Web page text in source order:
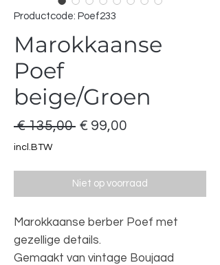
Productcode: Poef233
Marokkaanse
Poef
beige/Groen
€ 135,00 Normale
€ 99,00
incl.BTW
Niet op voorraad
Marokkaanse berber Poef met
gezellige details.
Gemaakt van vintage Boujaad